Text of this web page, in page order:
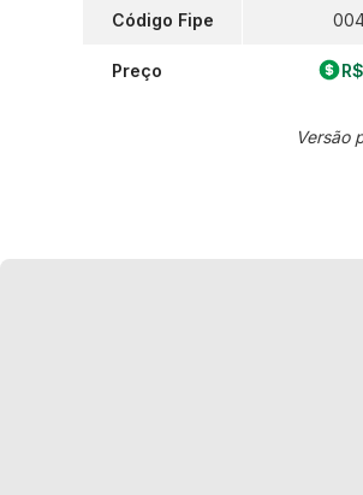
Código Fipe
Preço
Versão